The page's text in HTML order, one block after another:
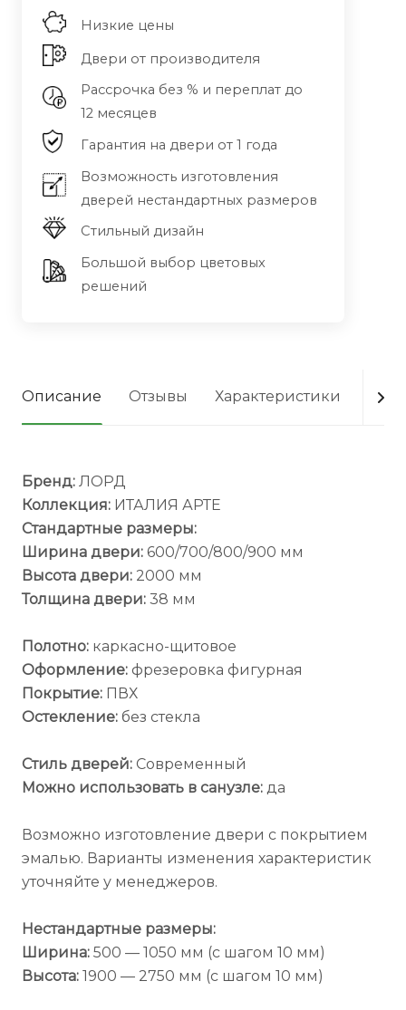
Низкие цены
Двери от производителя
Рассрочка без % и переплат до
12 месяцев
Гарантия на двери от 1 года
Возможность изготовления
дверей нестандартных размеров
Стильный дизайн
Большой выбор цветовых
решений
Описание Отзывы Характеристики
Бренд: ЛОРД
Коллекция: ИТАЛИЯ АРТЕ
Стандартные размеры:
Ширина двери: 600/700/800/900 мм
Высота двери: 2000 мм
Толщина двери: 38 мм
Полотно: каркасно-щитовое
Оформление: фрезеровка фигурная
Покрытие: ПВХ
Остекление: без стекла
Стиль дверей: Современный
Можно использовать в санузле: да
Возможно изготовление двери с покрытием
эмалью. Варианты изменения характеристик
уточняйте у менеджеров.
Нестандартные размеры:
Ширина: 500 — 1050 мм (с шагом 10 мм)
Высота: 1900 — 2750 мм (с шагом 10 мм)